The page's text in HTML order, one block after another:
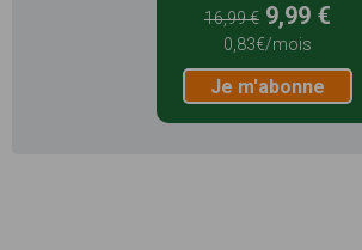
16,99 € 9,99 €
0,83€/mois
Je m'abonne